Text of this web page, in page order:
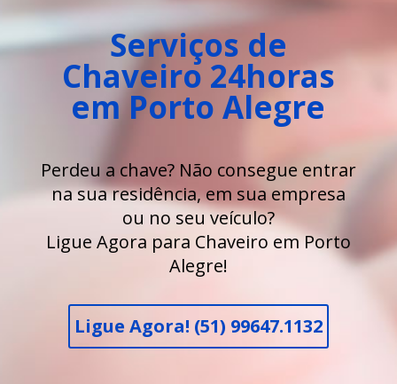
Serviços de
Chaveiro 24horas
em Porto Alegre
Perdeu a chave? Não consegue entrar
na sua residência, em sua empresa
ou no seu veículo?
Ligue Agora para Chaveiro em Porto
Alegre!
Ligue Agora! (51) 99647.1132